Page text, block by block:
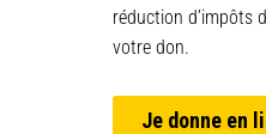
réduction d’impôts
votre don.
Je donne en